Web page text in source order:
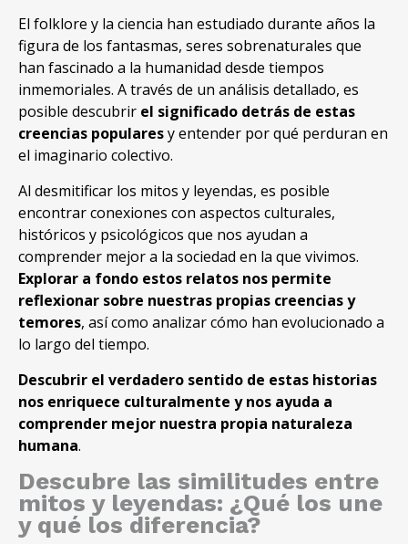
El folklore y la ciencia han estudiado durante años la
figura de los fantasmas, seres sobrenaturales que
han fascinado a la humanidad desde tiempos
inmemoriales. A través de un análisis detallado, es
posible descubrir el significado detrás de estas
creencias popularesy entender por qué perduran en
el imaginario colectivo.
Al desmitificar los mitos y leyendas, es posible
encontrar conexiones con aspectos culturales,
históricos y psicológicos que nos ayudan a
comprender mejor a la sociedad en la que vivimos.
Explorar a fondo estos relatos nos permite
reflexionar sobre nuestras propias creencias y
temores, así como analizar cómo han evolucionado a
lo largo del tiempo.
Descubrir el verdadero sentido de estas historias
nos enriquece culturalmente y nos ayuda a
comprender mejor nuestra propia naturaleza
humana.
Descubre las similitudes entre
mitos y leyendas: ¿Qué los une
y qué los diferencia?